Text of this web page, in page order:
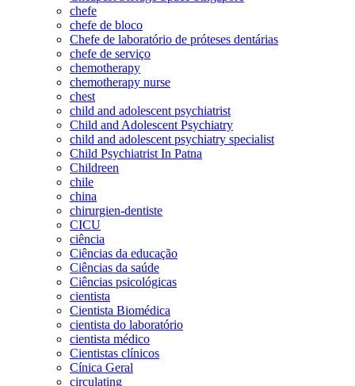
chefe
chefe de bloco
Chefe de laboratório de próteses dentárias
chefe de serviço
chemotherapy
chemotherapy nurse
chest
child and adolescent psychiatrist
Child and Adolescent Psychiatry
child and adolescent psychiatry specialist
Child Psychiatrist In Patna
Childreen
chile
china
chirurgien-dentiste
CICU
ciência
Ciências da educação
Ciências da saúde
Ciências psicológicas
cientista
Cientista Biomédica
cientista do laboratório
cientista médico
Cientistas clínicos
Cínica Geral
circulating